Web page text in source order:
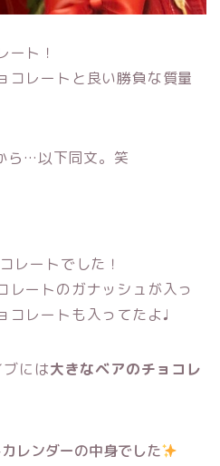
ート！
コレートと良い勝負な質量
ら…以下同文。笑
レートでした！
レートのガナッシュが入っ
コレートも入ってたよ♩
には大きなベアのチョコレ
レンダーの中身でした